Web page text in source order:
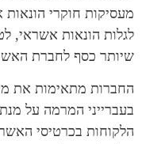
מעסיקות חוקרי הונאות
לגלות הונאות אשראי,
שיותר כסף לחברת
החברות מתאימות את
בעברייני המרמה על
הלקוחות בכרטיסי